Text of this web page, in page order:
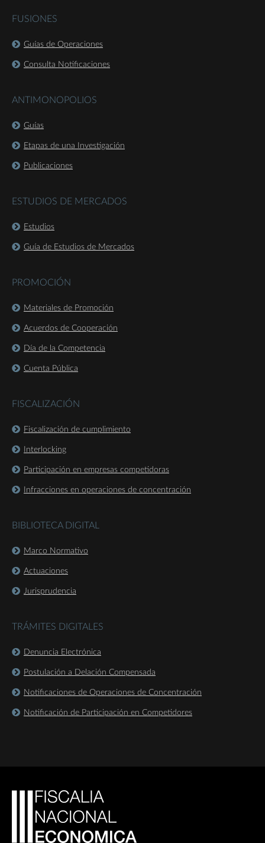
FUSIONES
Guías de Operaciones
Consulta Notificaciones
ANTIMONOPOLIOS
Guías
Etapas de una Investigación
Publicaciones
ESTUDIOS DE MERCADOS
Estudios
Guía de Estudios de Mercados
PROMOCIÓN
Materiales de Promoción
Acuerdos de Cooperación
Día de la Competencia
Cuenta Pública
FISCALIZACIÓN
Fiscalización de cumplimiento
Interlocking
Participación en empresas competidoras
Infracciones en operaciones de concentración
BIBLIOTECA DIGITAL
Marco Normativo
Actuaciones
Jurisprudencia
TRÁMITES DIGITALES
Denuncia Electrónica
Postulación a Delación Compensada
Notificaciones de Operaciones de Concentración
Notificación de Participación en Competidores